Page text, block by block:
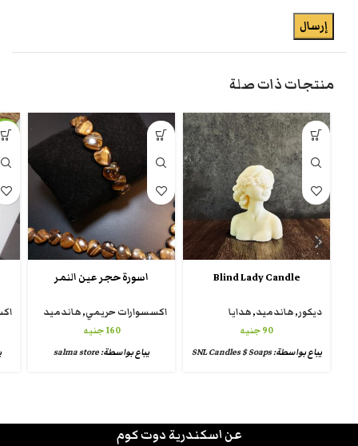
منتجات ذات صلة
Blind Lady Candle
ديكور,هاندميد,هدايا
90جنيه
يباع بواسطة:SNL Candles $ Soaps
اسورة حجر عين النمر
اكسسوارات حريمي,هاندميد
160 جنيه
يباع بواسطة:salma store
عن اسكندرية دوت كوم